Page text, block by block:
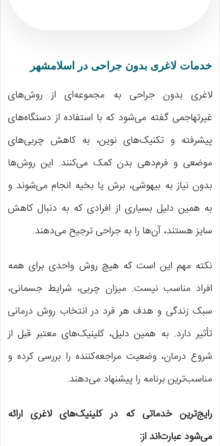
خدمات لاغری بدون جراحی در اسلامشهر
لاغری بدون جراحی به مجموعه‌ای از روش‌های
غیرتهاجمی گفته می‌شود که با استفاده از دستگاه‌های
پیشرفته و تکنیک‌های نوین، به کاهش چربی‌های
موضعی و فرم‌دهی بدن کمک می‌کنند. این روش‌ها
بدون نیاز به بیهوشی، برش یا بخیه انجام می‌شوند و
به همین دلیل بسیاری از افرادی که به دنبال کاهش
سایز هستند، آن‌ها را به جراحی ترجیح می‌دهند.
نکته مهم این است که هیچ روش واحدی برای همه
افراد مناسب نیست. میزان چربی، شرایط جسمانی،
سبک زندگی و هدف هر فرد در انتخاب روش درمانی
تأثیر دارد. به همین دلیل، کلینیک‌های معتبر قبل از
شروع درمان، وضعیت مراجعه‌کننده را بررسی کرده و
مناسب‌ترین برنامه را پیشنهاد می‌دهند.
رایج‌ترین خدماتی که در کلینیک‌های لاغری ارائه
می‌شود عبارت‌اند از: